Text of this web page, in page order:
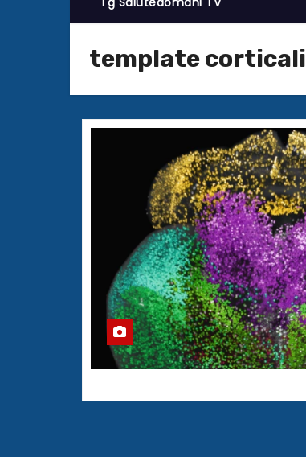
template corticali